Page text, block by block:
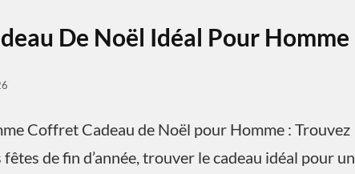
De Noël Idéal Pour Homme
Coffret Cadeau de Noël pour Homme : Trouvez
de fin d’année, trouver le cadeau idéal pour un